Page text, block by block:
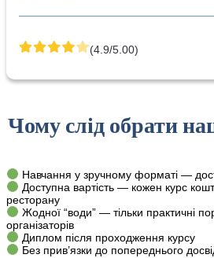
(4.9/5.00)
Чому слід обрати
Навчання у зручному форматі —
Доступна вартість — кожен курс
ресторану
Жодної “води” — тільки практичні
організаторів
Диплом після проходження курсу
Без прив’язки до попереднього